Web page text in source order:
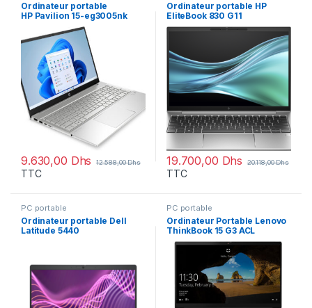
Ordinateur portable
HP Pavilion 15-eg3005nk
9.630,00 Dhs 12.588,00Dhs
TTC
Ordinateur portable HP
EliteBook 830 G11
(A36Z0ET)
19.700,00 Dhs 20.118,00Dhs
TTC
PC portable
Ordinateur portable Dell
Latitude 5440
PC portable
Ordinateur Portable Lenovo
ThinkBook 15 G3 ACL
(21A4001WFE)